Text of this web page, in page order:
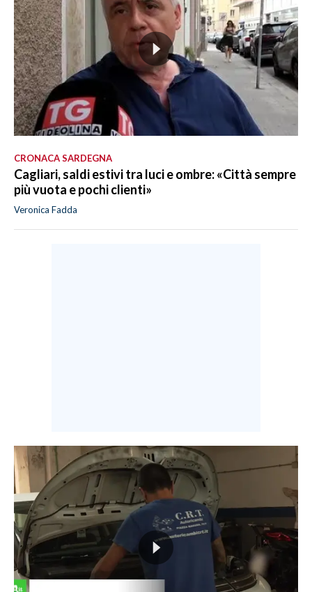
CRONACA SARDEGNA
Cagliari, saldi estivi tra luci e ombre: «Città sempre
più vuota e pochi clienti»
Veronica Fadda